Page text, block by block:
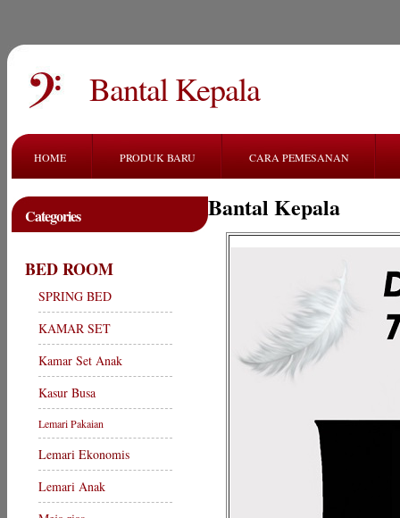
Bantal Kepala
HOME PRODUK BARU CARA PEMESANAN
Categories
BED ROOM
SPRING BED
KAMAR SET
Kamar Set Anak
Kasur Busa
Lemari Pakaian
Lemari Ekonomis
Lemari Anak
Bantal Kepala